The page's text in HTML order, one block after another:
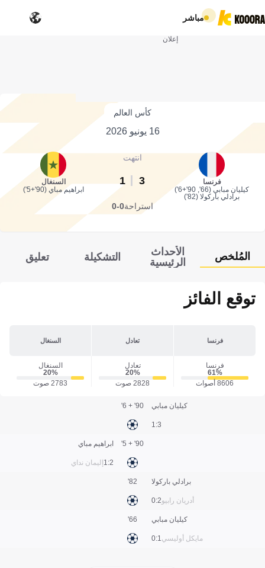
مباشر
إعلان
كأس العالم
16 يونيو 2026
فرنسا
كيليان مبابي (66', 90'+6')
برادلي باركولا (82')
انتهت
3
1
السنغال
ابراهيم مباي (90'+5')
استراحة0-0
المُلخص
الأحداث
الرئيسية
التشكيلة تعليق
توقع الفائز
فرنسا تعادل السنغال
فرنسا
61‎%‎
8606 أصوات
تعادل
20‎%‎
2828 صوت
السنغال
20‎%‎
2783 صوت
كيليان مبابي
3:1
90' + 6'
ابراهيم مباي
إليمان نداي 2:1
90' + 5'
برادلي باركولا
أدريان رابيو2:0
82'
كيليان مبابي
مايكل أوليسي1:0
66'